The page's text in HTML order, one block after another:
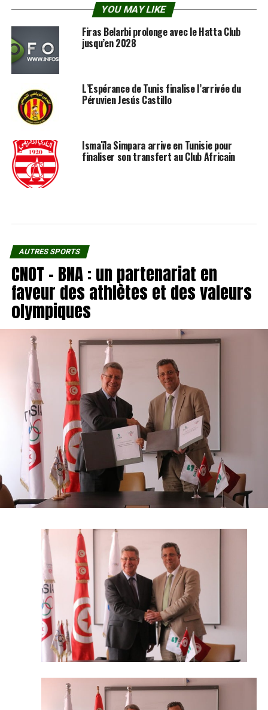
YOU MAY LIKE
Firas Belarbi prolonge avec le Hatta Club
jusqu’en 2028
L’Espérance de Tunis finalise l’arrivée du
Péruvien Jesús Castillo
Ismaïla Simpara arrive en Tunisie pour
finaliser son transfert au Club Africain
AUTRES SPORTS
CNOT – BNA : un partenariat en
faveur des athlètes et des valeurs
olympiques